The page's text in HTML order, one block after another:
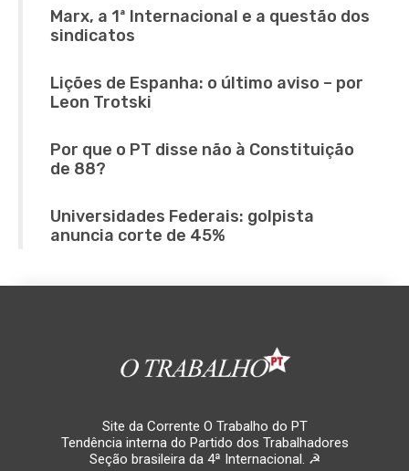
Marx, a 1ª Internacional e a questão dos
sindicatos
Lições de Espanha: o último aviso – por
Leon Trotski
Por que o PT disse não à Constituição
de 88?
Universidades Federais: golpista
anuncia corte de 45%
Site da Corrente O Trabalho do PT
Tendência interna do Partido dos Trabalhadores
Seção brasileira da 4ª Internacional. ☭